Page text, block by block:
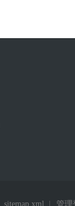
sitemap.xml 管理